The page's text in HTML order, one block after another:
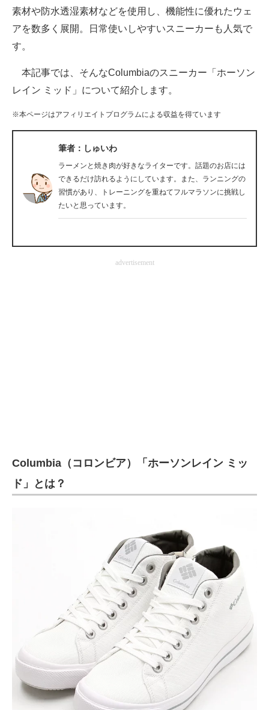
スマホと通信の最新トレンド
好きが集まる 比べて選べる
ビジネスと働き方のヒント
AI活用のいまが分かる
企業ITのトレンドを詳説
経営リーダーのコミュニティ
マーケ×ITの今がよく分かる
ITエンジニア向け専門サイト
企業向けIT製品の総合サイト
素材や防水透湿素材などを使用し、機能性に優れたウェ
アを数多く展開。日常使いしやすいスニーカーも人気で
す。
本記事では、そんなColumbiaのスニーカー「ホーソン
レイン ミッド」について紹介します。
※本ページはアフィリエイトプログラムによる収益を得ています
筆者：しゅいわ
ラーメンと焼き肉が好きなライターです。話題のお店には
できるだけ訪れるようにしています。また、ランニングの
習慣があり、トレーニングを重ねてフルマラソンに挑戦し
たいと思っています。
advertisement
Columbia（コロンビア）「ホーソンレイン ミッ
ド」とは？